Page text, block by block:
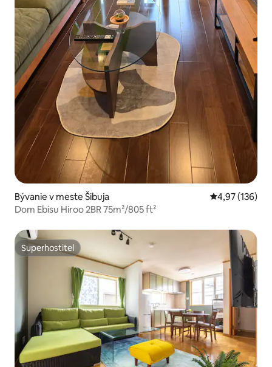
Bývanie v meste Šibuja Priemerné
4,97 (136)
Dom Ebisu Hiroo 2BR 75m²/805 ft²
Superhostiteľ
Superhostiteľ